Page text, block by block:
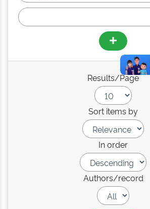
Results/Page
Sort items by
In order
Authors/record